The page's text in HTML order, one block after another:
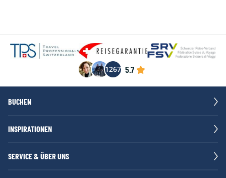
Tauchpaket - 6 Tage
inkl. Tank, Blei und Nitrox 746 746
CHF
746
CHF
746 746
1267 5.7
BUCHEN
INSPIRATIONEN
SERVICE & ÜBER UNS